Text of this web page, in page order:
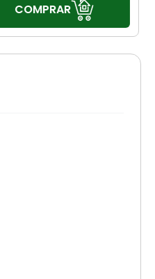
COMPRAR